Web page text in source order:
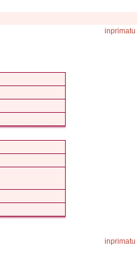
inprimatu
inprimatu